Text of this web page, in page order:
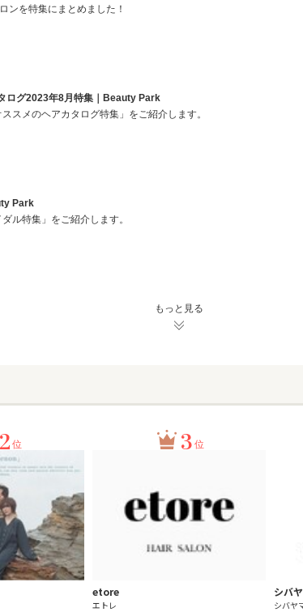
ンを特集にまとめました！
ログ2023年8月特集｜Beauty Park
スメのヘアカタログ特集」をご紹介します。
Park
ル特集」をご紹介します。
もっと見る
2 位 3 位
etore
エトレ
シバ
シバヤ